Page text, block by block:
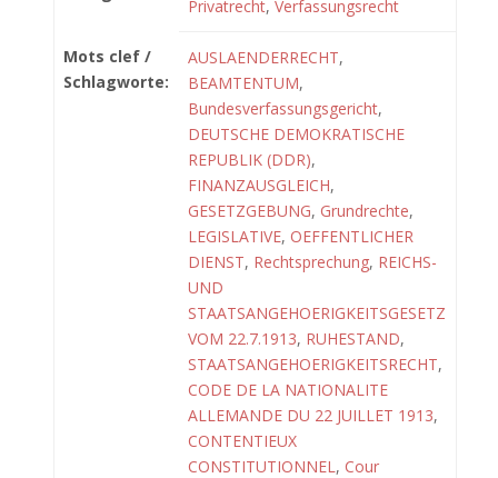
Privatrecht, Verfassungsrecht
Mots clef /
Schlagworte:
AUSLAENDERRECHT,
BEAMTENTUM,
Bundesverfassungsgericht,
DEUTSCHE DEMOKRATISCHE
REPUBLIK (DDR),
FINANZAUSGLEICH,
GESETZGEBUNG, Grundrechte,
LEGISLATIVE, OEFFENTLICHER
DIENST, Rechtsprechung, REICHS-
UND
STAATSANGEHOERIGKEITSGESETZ
VOM 22.7.1913, RUHESTAND,
STAATSANGEHOERIGKEITSRECHT,
CODE DE LA NATIONALITE
ALLEMANDE DU 22 JUILLET 1913,
CONTENTIEUX
CONSTITUTIONNEL, Cour